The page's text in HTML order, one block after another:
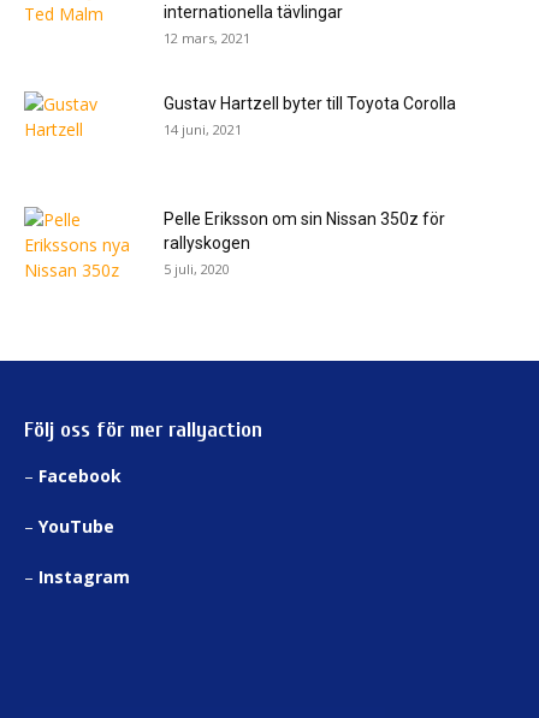
internationella tävlingar
12 mars, 2021
Gustav Hartzell byter till Toyota Corolla
14 juni, 2021
Pelle Eriksson om sin Nissan 350z för
rallyskogen
5 juli, 2020
Följ oss för mer rallyaction
– Facebook
– YouTube
– Instagram